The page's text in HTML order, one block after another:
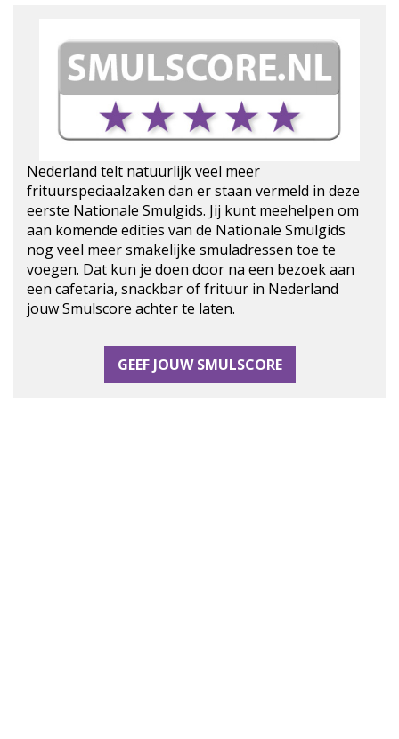
Nederland telt natuurlijk veel meer
frituurspeciaalzaken dan er staan vermeld in deze
eerste Nationale Smulgids. Jij kunt meehelpen om
aan komende edities van de Nationale Smulgids
nog veel meer smakelijke smuladressen toe te
voegen. Dat kun je doen door na een bezoek aan
een cafetaria, snackbar of frituur in Nederland
jouw Smulscore achter te laten.
GEEF JOUW SMULSCORE